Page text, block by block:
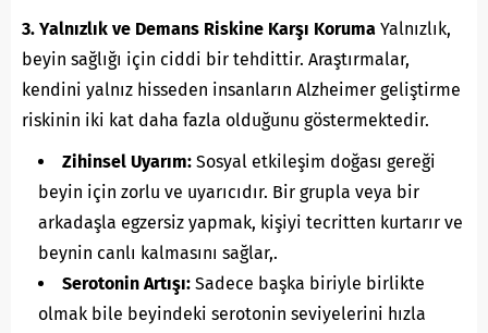
3. Yalnızlık ve Demans Riskine Karşı Koruma Yalnızlık,
beyin sağlığı için ciddi bir tehdittir. Araştırmalar,
kendini yalnız hisseden insanların Alzheimer geliştirme
riskinin iki kat daha fazla olduğunu göstermektedir.
Zihinsel Uyarım: Sosyal etkileşim doğası gereği
beyin için zorlu ve uyarıcıdır. Bir grupla veya bir
arkadaşla egzersiz yapmak, kişiyi tecritten kurtarır ve
beynin canlı kalmasını sağlar,.
Serotonin Artışı: Sadece başka biriyle birlikte
olmak bile beyindeki serotonin seviyelerini hızla